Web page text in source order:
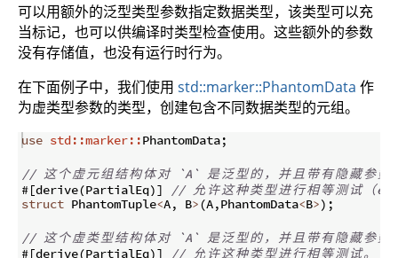
可以用额外的泛型类型参数指定数据类型，该类型可以充
当标记，也可以供编译时类型检查使用。这些额外的参数
没有存储值，也没有运行时行为。
在下面例子中，我们使用 std::marker::PhantomData 作
为虚类型参数的类型，创建包含不同数据类型的元组。
use std::marker::PhantomData;
// 这 个虚元组结构 体对 `A` 是泛型的 ， 并且 带 有隐藏参 数
#[derive(PartialEq)] // 允 许这种类型进行相 等测 试 （
struct PhantomTuple<A, B>(A,PhantomData<B>) ;
// 这 个虚类型结构 体对 `A` 是泛型的 ， 并且 带 有隐藏参 数
#[derive(PartialEq)] // 允 许这种类型进行相 等测 试。